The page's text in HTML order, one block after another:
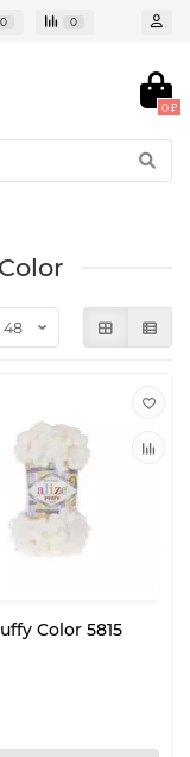
0 0
0 ₽
Color 5815